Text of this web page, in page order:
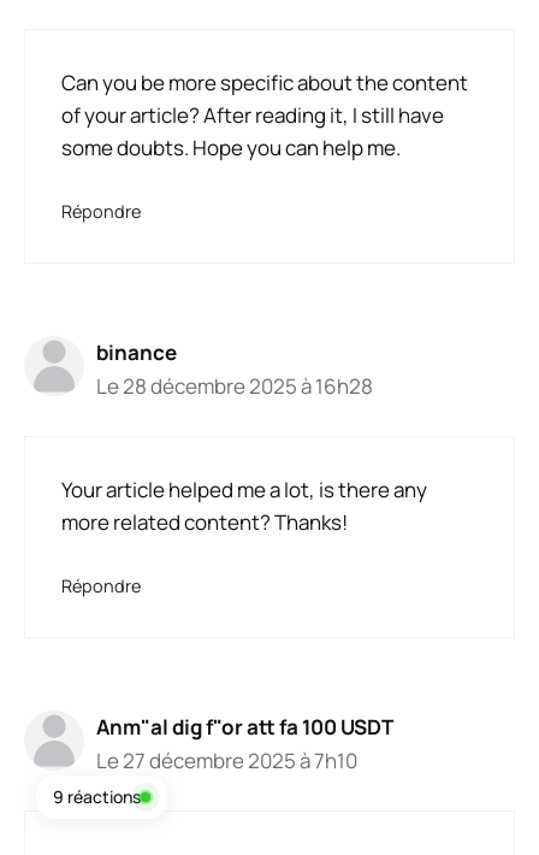
Can you be more specific about the content
of your article? After reading it, I still have
some doubts. Hope you can help me.
Répondre
binance
Le 28 décembre 2025 à 16h28
Your article helped me a lot, is there any
more related content? Thanks!
Répondre
Anm"al dig f"or att fa 100 USDT
Le 27 décembre 2025 à 7h10
9 réactions